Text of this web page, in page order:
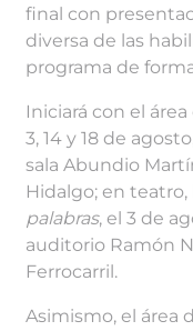
final con
diversa de las
programa de
Iniciará con el
3, 14 y 18 de
sala Abundio
Hidalgo; en
palabras, el 3 de
auditorio Ramón
Ferrocarril.
Asimismo, el área